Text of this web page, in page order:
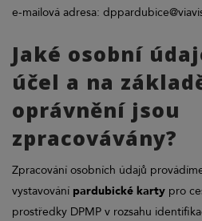
e-mailová adresa:
Jaké osobní
účel a na
oprávnění jsou
zpracovávány?
Zpracování osobních údajů
vystavování pardubické karty pro
prostředky DPMP v rozsahu